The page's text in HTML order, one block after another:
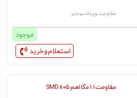
مقاومت و پتانسومتر
موجود
استعلام و خرید
مقاومت 1.1 مگا اهم SMD 805